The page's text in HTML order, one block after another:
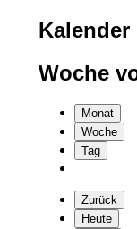
Kalender
Woche
Monat
Woche
Tag
Zurück
Heute